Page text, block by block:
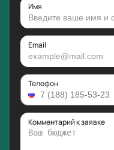
Имя
Email
Телефон
Комментарий к заявке